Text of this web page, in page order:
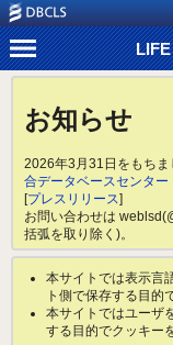
お知らせ
2026年3月31日をもち
合データベースセンター
[プレスリリース]
お問い合わせは
括弧を取り除く)。
本サイトでは表示言
ト側で保存する目的
本サイトではユーザ
する目的でクッキー